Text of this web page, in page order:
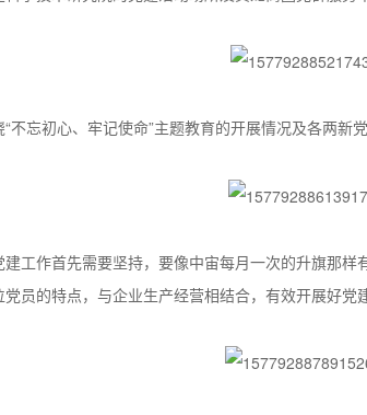
忘初心、牢记使命”主题教育的开展情况及各两新
工作首先需要坚持，要像中宙每月一次的升旗那
员的特点，与企业生产经营相结合，有效开展好党